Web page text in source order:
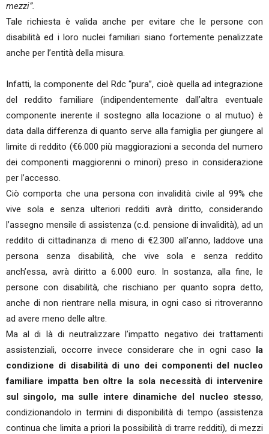
mezzi”.
Tale richiesta è valida anche per evitare che le persone con
disabilità ed i loro nuclei familiari siano fortemente penalizzate
anche per l’entità della misura.
Infatti, la componente del Rdc “pura”, cioè quella ad integrazione
del reddito familiare (indipendentemente dall’altra eventuale
componente inerente il sostegno alla locazione o al mutuo) è
data dalla differenza di quanto serve alla famiglia per giungere al
limite di reddito (€6.000 più maggiorazioni a seconda del numero
dei componenti maggiorenni o minori) preso in considerazione
per l’accesso.
Ciò comporta che una persona con invalidità civile al 99% che
vive sola e senza ulteriori redditi avrà diritto, considerando
l’assegno mensile di assistenza (c.d. pensione di invalidità), ad un
reddito di cittadinanza di meno di €2.300 all’anno, laddove una
persona senza disabilità, che vive sola e senza reddito
anch’essa, avrà diritto a 6.000 euro. In sostanza, alla fine, le
persone con disabilità, che rischiano per quanto sopra detto,
anche di non rientrare nella misura, in ogni caso si ritroveranno
ad avere meno delle altre.
Ma al di là di neutralizzare l’impatto negativo dei trattamenti
assistenziali, occorre invece considerare che in ogni caso la
condizione di disabilità di uno dei componenti del nucleo
familiare impatta ben oltre la sola necessità di intervenire
sul singolo, ma sulle intere dinamiche del nucleo stesso,
condizionandolo in termini di disponibilità di tempo (assistenza
continua che limita a priori la possibilità di trarre redditi), di mezzi